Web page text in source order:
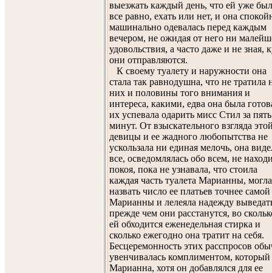
выезжать каждый день, что ей уже
все равно, ехать или нет, и она
машинально одевалась перед каждым
вечером, не ожидая от него ни
удовольствия, а часто даже и не зная,
они отправляются.
К своему туалету и наружности она
стала так равнодушна, что не тратила
них и половины того внимания и
интереса, какими, едва она была
их успевала одарить мисс Стил за пять
минут. От взыскательного взгляда
девицы и ее жадного любопытства не
ускользала ни единая мелочь, она
все, осведомлялась обо всем, не
покоя, пока не узнавала, что стоила
каждая часть туалета Марианны, могла
назвать число ее платьев точнее самой
Марианны и лелеяла надежду
прежде чем они расстанутся, во
ей обходится еженедельная стирка и
сколько ежегодно она тратит на себя.
Бесцеремонность этих расспросов
увенчивалась комплиментом, который
Марианна, хотя он добавлялся для ее